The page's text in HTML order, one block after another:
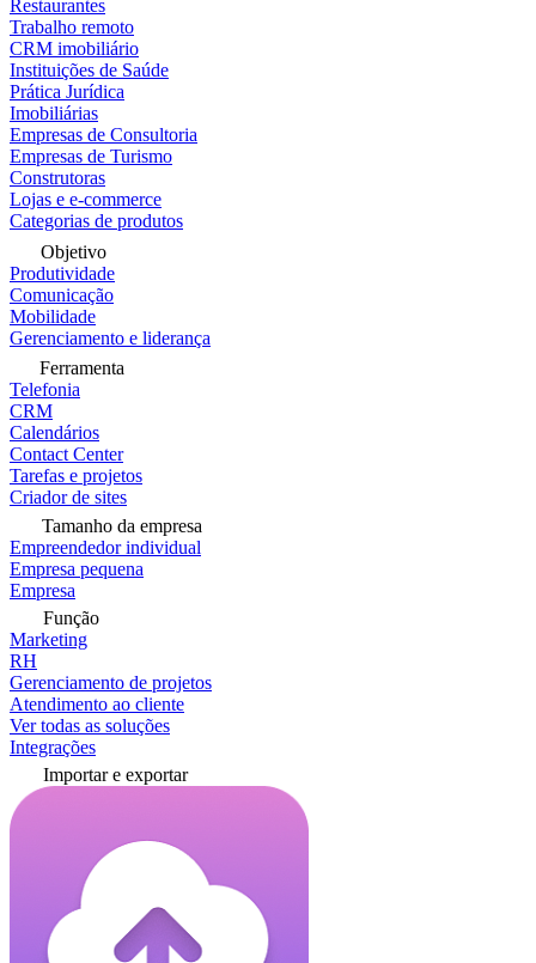
Restaurantes
Trabalho remoto
CRM imobiliário
Instituições de Saúde
Prática Jurídica
Imobiliárias
Empresas de Consultoria
Empresas de Turismo
Construtoras
Lojas e e-commerce
Categorias de produtos
Objetivo
Produtividade
Comunicação
Mobilidade
Gerenciamento e liderança
Ferramenta
Telefonia
CRM
Calendários
Contact Center
Tarefas e projetos
Criador de sites
Tamanho da empresa
Empreendedor individual
Empresa pequena
Empresa
Função
Marketing
RH
Gerenciamento de projetos
Atendimento ao cliente
Ver todas as soluções
Integrações
Importar e exportar